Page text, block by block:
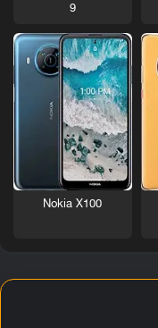
9
Nokia X100